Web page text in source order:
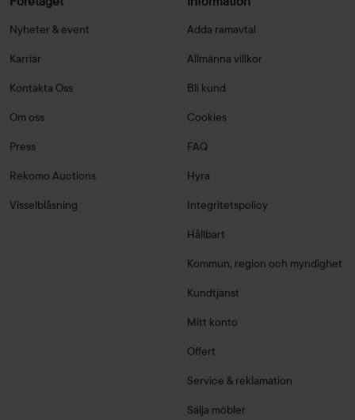
Nyheter & event
Karriär
Kontakta Oss
Om oss
Press
Rekomo Auctions
Visselblåsning
Adda ramavtal
Allmänna villkor
Bli kund
Cookies
FAQ
Hyra
Integritetspolicy
Hållbart
Kommun, region och myndighet
Kundtjänst
Mitt konto
Offert
Service & reklamation
Sälja möbler